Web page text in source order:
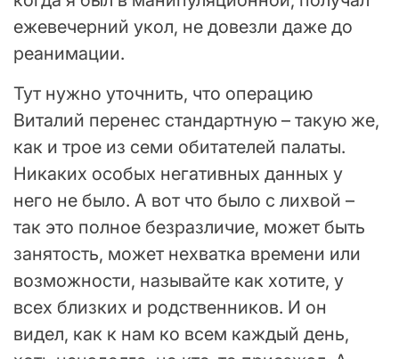
ежевечерний укол, не довезли даже до
реанимации.
Тут нужно уточнить, что операцию
Виталий перенес стандартную – такую же,
как и трое из семи обитателей палаты.
Никаких особых негативных данных у
него не было. А вот что было с лихвой –
так это полное безразличие, может быть
занятость, может нехватка времени или
возможности, называйте как хотите, у
всех близких и родственников. И он
видел, как к нам ко всем каждый день,